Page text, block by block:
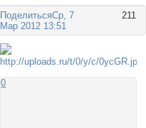
Поделиться 211
Ср, 7
Мар 2012 13:51
0